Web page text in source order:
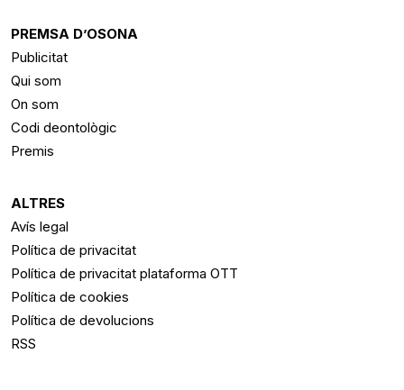
PREMSA D’OSONA
Publicitat
Qui som
On som
Codi deontològic
Premis
ALTRES
Avís legal
Política de privacitat
Política de privacitat plataforma OTT
Política de cookies
Política de devolucions
RSS